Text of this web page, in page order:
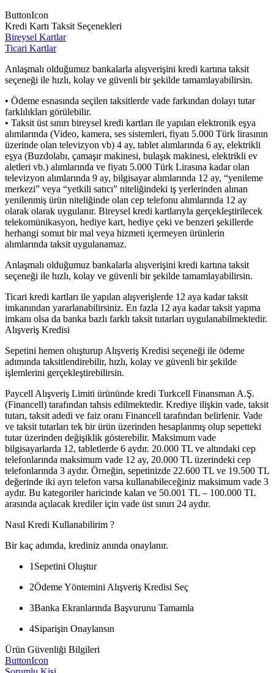
ButtonIcon
Kredi Kartı Taksit Seçenekleri
Bireysel Kartlar
Ticari Kartlar
Anlaşmalı olduğumuz bankalarla alışverişini kredi kartına taksit
seçeneği ile hızlı, kolay ve güvenli bir şekilde tamamlayabilirsin.
• Ödeme esnasında seçilen taksitlerde vade farkından dolayı tutar
farklılıkları görülebilir.
• Taksit üst sınırı bireysel kredi kartları ile yapılan elektronik eşya
alımlarında (Video, kamera, ses sistemleri, fiyatı 5.000 Türk lirasının
üzerinde olan televizyon vb) 4 ay, tablet alımlarında 6 ay, elektrikli
eşya (Buzdolabı, çamaşır makinesi, bulaşık makinesi, elektrikli ev
aletleri vb.) alımlarında ve fiyatı 5.000 Türk Lirasına kadar olan
televizyon alımlarında 9 ay, bilgisayar alımlarında 12 ay, “yenileme
merkezi” veya “yetkili satıcı” niteliğindeki iş yerlerinden alınan
yenilenmiş ürün niteliğinde olan cep telefonu alımlarında 12 ay
olarak olarak uygulanır. Bireysel kredi kartlarıyla gerçekleştirilecek
telekomünikasyon, hediye kart, hediye çeki ve benzeri şekillerde
herhangi somut bir mal veya hizmeti içermeyen ürünlerin
alımlarında taksit uygulanamaz.
Anlaşmalı olduğumuz bankalarla alışverişini kredi kartına taksit
seçeneği ile hızlı, kolay ve güvenli bir şekilde tamamlayabilirsin.
Ticari kredi kartları ile yapılan alışverişlerde 12 aya kadar taksit
imkanından yararlanabilirsiniz. En fazla 12 aya kadar taksit yapma
imkanı olsa da banka bazlı farklı taksit tutarları uygulanabilmektedir.
Alışveriş Kredisi
Sepetini hemen oluşturup Alışveriş Kredisi seçeneği ile ödeme
adımında taksitlendirebilir, hızlı, kolay ve güvenli bir şekilde
işlemlerini gerçekleştirebilirsin.
Paycell Alışveriş Limiti ürününde kredi Turkcell Finansman A.Ş.
(Financell) tarafından tahsis edilmektedir. Krediye ilişkin vade, taksit
tutarı, taksit adedi ve faiz oranı Financell tarafından belirlenir. Vade
ve taksit tutarları tek bir ürün üzerinden hesaplanmış olup sepetteki
tutar üzerinden değişiklik gösterebilir. Maksimum vade
bilgisayarlarda 12, tabletlerde 6 aydır. 20.000 TL ve altındaki cep
telefonlarında maksimum vade 12 ay, 20.000 TL üzerindeki cep
telefonlarında 3 aydır. Örneğin, sepetinizde 22.600 TL ve 19.500 TL
değerinde iki ayrı telefon varsa kullanabileceğiniz maksimum vade 3
aydır. Bu kategoriler haricinde kalan ve 50.001 TL – 100.000 TL
arasında açılacak krediler için vade üst sınırı 24 aydır.
Nasıl Kredi Kullanabilirim ?
Bir kaç adımda, krediniz anında onaylanır.
1 Sepetini Oluştur
2Ödeme Yöntemini Alışveriş Kredisi Seç
3Banka Ekranlarında Başvurunu Tamamla
4Siparişin Onaylansın
Ürün Güvenliği Bilgileri
ButtonIcon